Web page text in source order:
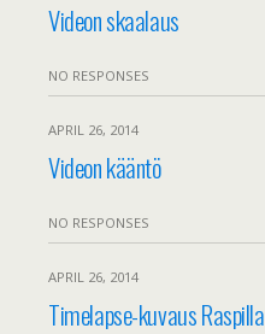
Videon skaalaus
NO RESPONSES
APRIL 26, 2014
Videon kääntö
NO RESPONSES
APRIL 26, 2014
Timelapse-kuvaus Raspilla